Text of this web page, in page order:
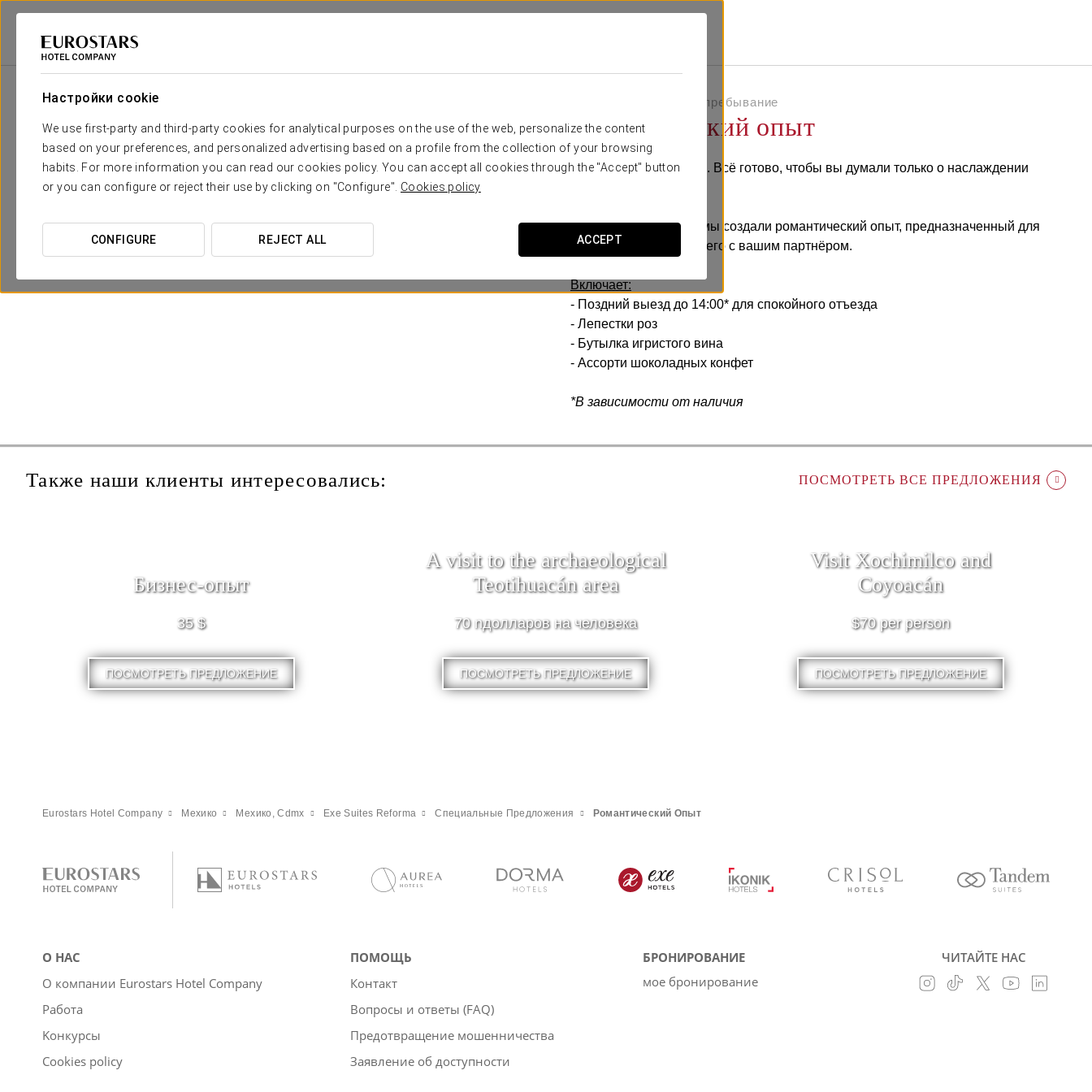
Настройки cookie
We use first-party and third-party cookies for analytical purposes on the use of the web, personalize the content
based on your preferences, and personalized advertising based on a profile from the collection of your browsing
habits. For more information you can read our cookies policy. You can accept all cookies through the "Accept" button
or you can configure or reject their use by clicking on "Configure". Cookies policy
CONFIGURE REJECT ALL ACCEPT
Eurostars Hotel Company
65 долларов США за пребывание
Pомантический опыт
Детали, чтобы удивить. Всё готово, чтобы вы думали только о наслаждении
В Exe Suites Reforma мы создали романтический опыт, предназначенный для
того, чтобы разделить его с вашим партнёром.
Включает:
- Поздний выезд до 14:00* для спокойного отъезда
- Лепестки роз
- Бутылка игристого вина
- Ассорти шоколадных конфет
*В зависимости от наличия
Также наши клиенты интересовались: ПОСМОТРЕТЬ ВСЕ ПРЕДЛОЖЕНИЯ
Бизнес-опыт
35 $
ПОСМОТРЕТЬ ПРЕДЛОЖЕНИЕ
A visit to the archaeological
Teotihuacán area
70 nдолларов на человека
ПОСМОТРЕТЬ ПРЕДЛОЖЕНИЕ
Visit Xochimilco and
Coyoacán
$70 per person
ПОСМОТРЕТЬ ПРЕДЛОЖЕНИЕ
Eurostars Hotel Company Мехико Мехико, Cdmx Exe Suites Reforma Специальные Предложения Pомантический Опыт
О НАС
О компании Eurostars Hotel Company
Работа
Kонкурсы
Cookies policy
ПОМОЩЬ
Контакт
Вопросы и ответы (FAQ)
Предотвращение мошенничества
Заявление об доступности
БРОНИРОВАНИЕ
мое бронирование
ЧИТАЙТЕ НАС